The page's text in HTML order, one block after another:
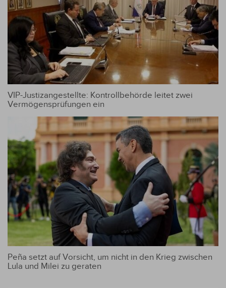
VIP-Justizangestellte: Kontrollbehörde leitet zwei
Vermögensprüfungen ein
Peña setzt auf Vorsicht, um nicht in den Krieg zwischen
Lula und Milei zu geraten